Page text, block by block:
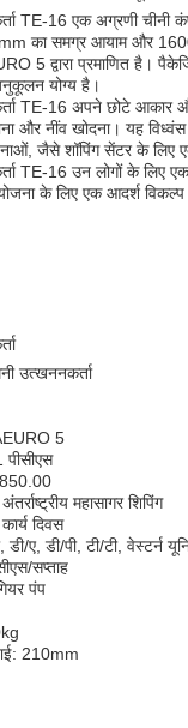
TE-16 एक अग्रणी चीनी
का समग्र आयाम और
5 द्वारा प्रमाणित है।
योग्य है।
TE-16 अपने छोटे आकार
और नींव खोदना। यह
जैसे शॉपिंग सेंटर के लिए
TE-16 उन लोगों के लिए
के लिए एक आदर्श
उत्खननकर्ता
5
महासागर शिपिंग
दिवस
ए, डी/पी, टी/टी, वेस्टर्न
सप्ताह
पंप
210mm